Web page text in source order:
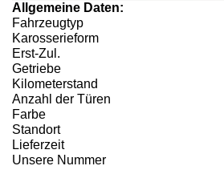
Allgemeine Daten:
Fahrzeugtyp
Karosserieform
Erst-Zul.
Getriebe
Kilometerstand
Anzahl der Türen
Farbe
Standort
Lieferzeit
Unsere Nummer